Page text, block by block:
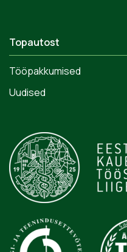
Topautost
Tööpakkumised
Uudised